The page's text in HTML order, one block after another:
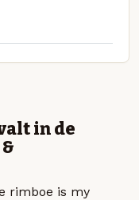
in de
rimboe is my